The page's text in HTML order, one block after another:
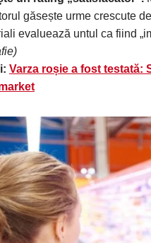
găsește urme crescute
evaluează untul ca fiind
Varza roșie a fost testată: